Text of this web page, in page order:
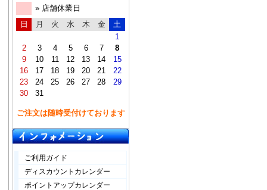
» 店舗休業日
日
月 火 水 木 金
土
1
2
3 4 5 6 7
8
9
10 11 12 13 14
15
16
17 18 19 20 21
22
23
24 25 26 27 28
29
30
31
ご注文は随時受付けております
ご利用ガイド
ディスカウントカレンダー
ポイントアップカレンダー